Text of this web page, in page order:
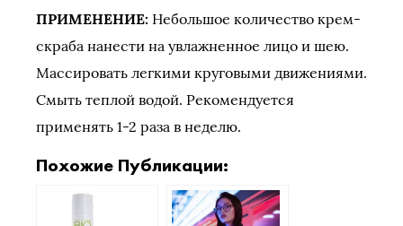
ПРИМЕНЕНИЕ: Небольшое количество крем-
скраба нанести на увлажненное лицо и шею.
Массировать легкими круговыми движениями.
Смыть теплой водой. Рекомендуется
применять 1-2 раза в неделю.
Похожие Публикации: